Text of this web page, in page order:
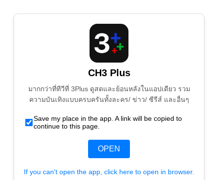
CH3 Plus
มากกว่าที่ทีวีที่ 3Plus ดูสดและย้อนหลังในแอปเดียว รวม
ความบันเทิงแบบครบครันทั้งละคร/ ข่าว/ ซีรีส์ และอื่นๆ
Save my place in the app. A link will be copied to
continue to this page.
OPEN
If you can't open the app, click here to open in browser.